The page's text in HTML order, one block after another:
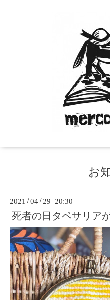
お
2021 /04 / 29 20:30
死者の日タペサリア